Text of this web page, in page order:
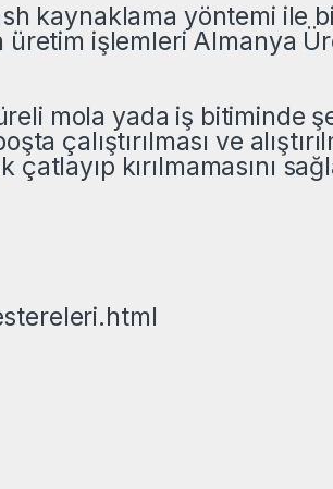
kaynaklama yöntemi ile
işlemleri Almanya
mola yada iş bitiminde
çalıştırılması ve
kırılmamasını